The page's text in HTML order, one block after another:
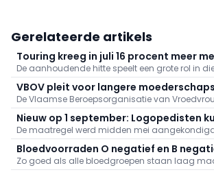
Gerelateerde artikels
Touring kreeg in juli 16 procent meer
dossiers binnen: "Hitte speelt grote
De aanhoudende hitte speelt een grote rol in
Touring. Er kwamen daarnaast veel oproepen
aanleiding van de bosbranden in het zuiden
VBOV pleit voor langere
De Vlaamse Beroepsorganisatie van
vraagt de federale overheid om de
breiden tot minstens zes maanden na de
Nieuw op 1 september: Logopedisten
videoconsultaties aanbieden
De maatregel werd midden mei
van Volksgezondheid Frank Vandenbroucke
Bloedvoorraden O negatief en B
Zo goed als alle bloedgroepen staan laag
voorraden aan O negatief en B negatief baren